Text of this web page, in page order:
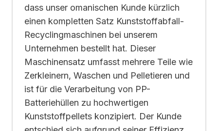
dass unser omanischen Kunde kürzlich
einen kompletten Satz Kunststoffabfall-
Recyclingmaschinen bei unserem
Unternehmen bestellt hat. Dieser
Maschinensatz umfasst mehrere Teile wie
Zerkleinern, Waschen und Pelletieren und
ist für die Verarbeitung von PP-
Batteriehüllen zu hochwertigen
Kunststoffpellets konzipiert. Der Kunde